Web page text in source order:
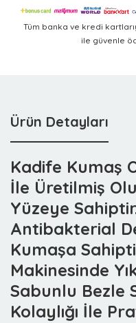
Tüm banka ve kredi
ile güvenle
Ürün Detayları
Kadife Kumaş
İle Üretilmiş
Yüzeye
Antibakterial
Kumaşa
Makinesinde
Sabunlu Bezle
Kolaylığı İle